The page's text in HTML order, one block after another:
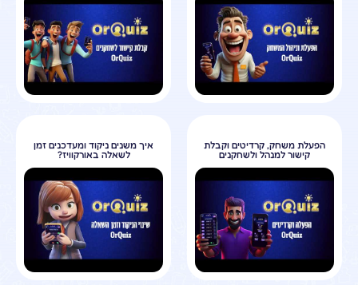
הפעלת משחק, קרדיטים וקבלת
קישור למנהל ולשחקנים
איך משנים ניקוד ומעדכנים זמן
לשאלה באורקוויז?